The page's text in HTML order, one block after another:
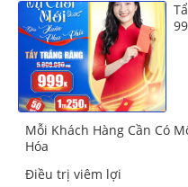
Mỗi Khách Hàng Cần Có
Hóa
Điều trị viêm lợi